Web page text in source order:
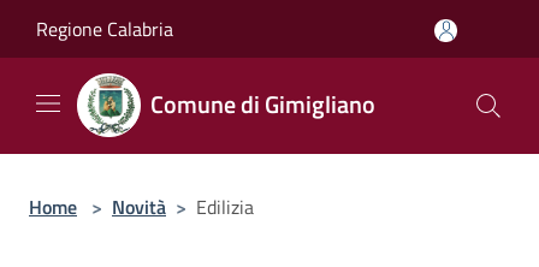
Regione Calabria
Comune di Gimigliano
Home > Novità > Edilizia